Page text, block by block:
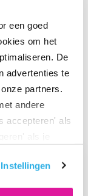
een goed
om het
De
advertenties te
partners.
andere
accepteren' als
Instellingen